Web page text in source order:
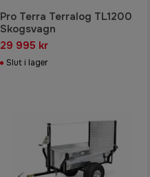
Pro Terra Terralog TL1200
Skogsvagn
29 995 kr
Slut i lager